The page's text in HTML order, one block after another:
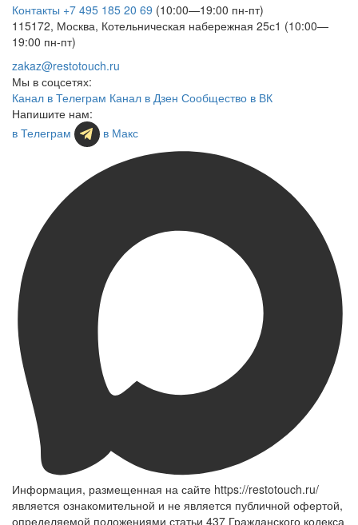
Контакты +7 495 185 20 69 (10:00—19:00 пн-пт)
115172, Москва, Котельническая набережная 25с1 (10:00—
19:00 пн-пт)
zakaz@restotouch.ru
Мы в соцсетях:
Канал в Телеграм Канал в Дзен Сообщество в ВК
Напишите нам:
в Телеграм
в Макс
Информация, размещенная на сайте https://restotouch.ru/
является ознакомительной и не является публичной офертой,
определяемой положениями статьи 437 Гражданского кодекса